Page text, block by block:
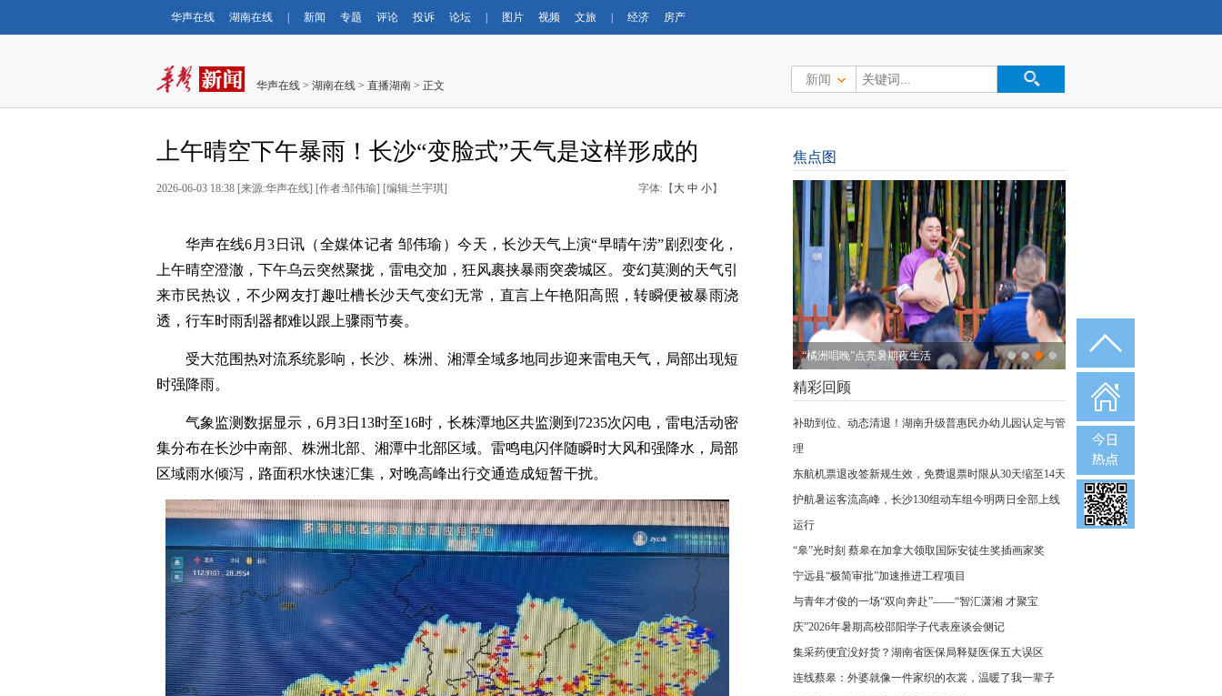
华声在线 湖南在线 新闻 专题 评论 投诉 论坛 图片 视频 文旅 经济 房产
华声在线 > 湖南在线 > 直播湖南 > 正文 新闻
上午晴空下午暴雨！长沙“变脸式”天气是这样形成的
2026-06-03 18:38 [来源:华声在线] [作者:邹伟瑜] [编辑:兰宇琪] 字体:【 大 中 小】
华声在线6月3日讯（全媒体记者 邹伟瑜）今天，长沙天气上演“早晴午涝”剧烈变化，
上午晴空澄澈，下午乌云突然聚拢，雷电交加，狂风裹挟暴雨突袭城区。变幻莫测的天气引
来市民热议，不少网友打趣吐槽长沙天气变幻无常，直言上午艳阳高照，转瞬便被暴雨浇
透，行车时雨刮器都难以跟上骤雨节奏。
受大范围热对流系统影响，长沙、株洲、湘潭全域多地同步迎来雷电天气，局部出现短
时强降雨。
气象监测数据显示， 6月3日13时至16时，长株潭地区共监测到7235次闪电，雷电活动密
集分布在长沙中南部、株洲北部、湘潭中北部区域。雷鸣电闪伴随瞬时大风和强降水，局部
区域雨水倾泻，路面积水快速汇集，对晚高峰出行交通造成短暂干扰。
焦点图
梅溪湖艺术博物馆开启“夜间模式”
精彩回顾
补助到位、动态清退！湖南升级普惠民办幼儿园认定与管
理
东航机票退改签新规生效，免费退票时限从30天缩至14天
护航暑运客流高峰，长沙130组动车组今明两日全部上线
运行
“皋”光时刻 蔡皋在加拿大领取国际安徒生奖插画家奖
宁远县“极简审批”加速推进工程项目
与青年才俊的一场“双向奔赴”——“智汇潇湘 才聚宝
庆”2026年暑期高校邵阳学子代表座谈会侧记
集采药便宜没好货？湖南省医保局释疑医保五大误区
连线蔡皋：外婆就像一件家织的衣裳，温暖了我一辈子